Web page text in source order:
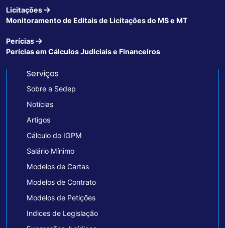
Licitações
Monitoramento de Editais de Licitações do MS e MT
Perícias
Perícias em Cálculos Judiciais e Financeiros
Serviços
Sobre a Sedep
Notícias
Artigos
Cálculo do IGPM
Salário Mínimo
Modelos de Cartas
Modelos de Contrato
Modelos de Petições
Indices de Legislação